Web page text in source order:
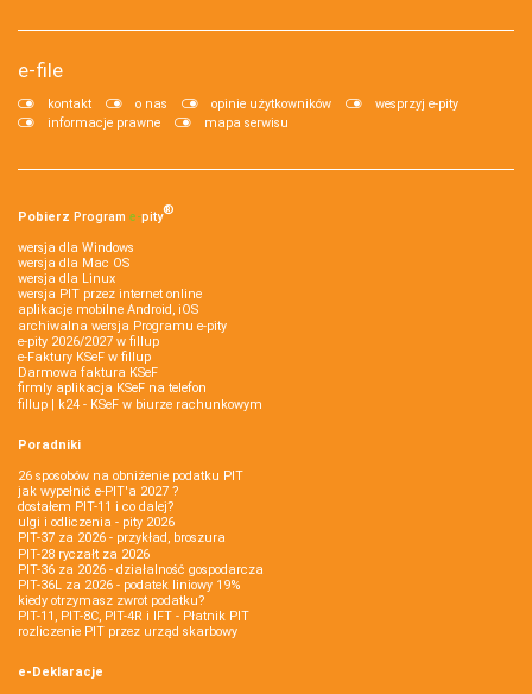
e-file
kontakt o nas opinie użytkowników
wesprzyj e-pity
informacje prawne
mapa serwisu
Pobierz Program e‑pity®
wersja dla Windows
wersja dla Mac OS
wersja dla Linux
wersja PIT przez internet online
aplikacje mobilne Android, iOS
archiwalna wersja Programu e-pity
e-pity 2026/2027 w fillup
e‑Faktury KSeF w fillup
Darmowa faktura KSeF
firmly aplikacja KSeF na telefon
fillup | k24 - KSeF w biurze rachunkowym
Poradniki
26 sposobów na obniżenie podatku PIT
jak wypełnić e-PIT'a 2027 ?
dostałem PIT-11 i co dalej?
ulgi i odliczenia - pity 2026
PIT-37 za 2026 - przykład, broszura
PIT-28 ryczałt za 2026
PIT-36 za 2026 - działalność gospodarcza
PIT-36L za 2026 - podatek liniowy 19%
kiedy otrzymasz zwrot podatku?
PIT-11, PIT-8C, PIT-4R i IFT - Płatnik PIT
rozliczenie PIT przez urząd skarbowy
e-Deklaracje